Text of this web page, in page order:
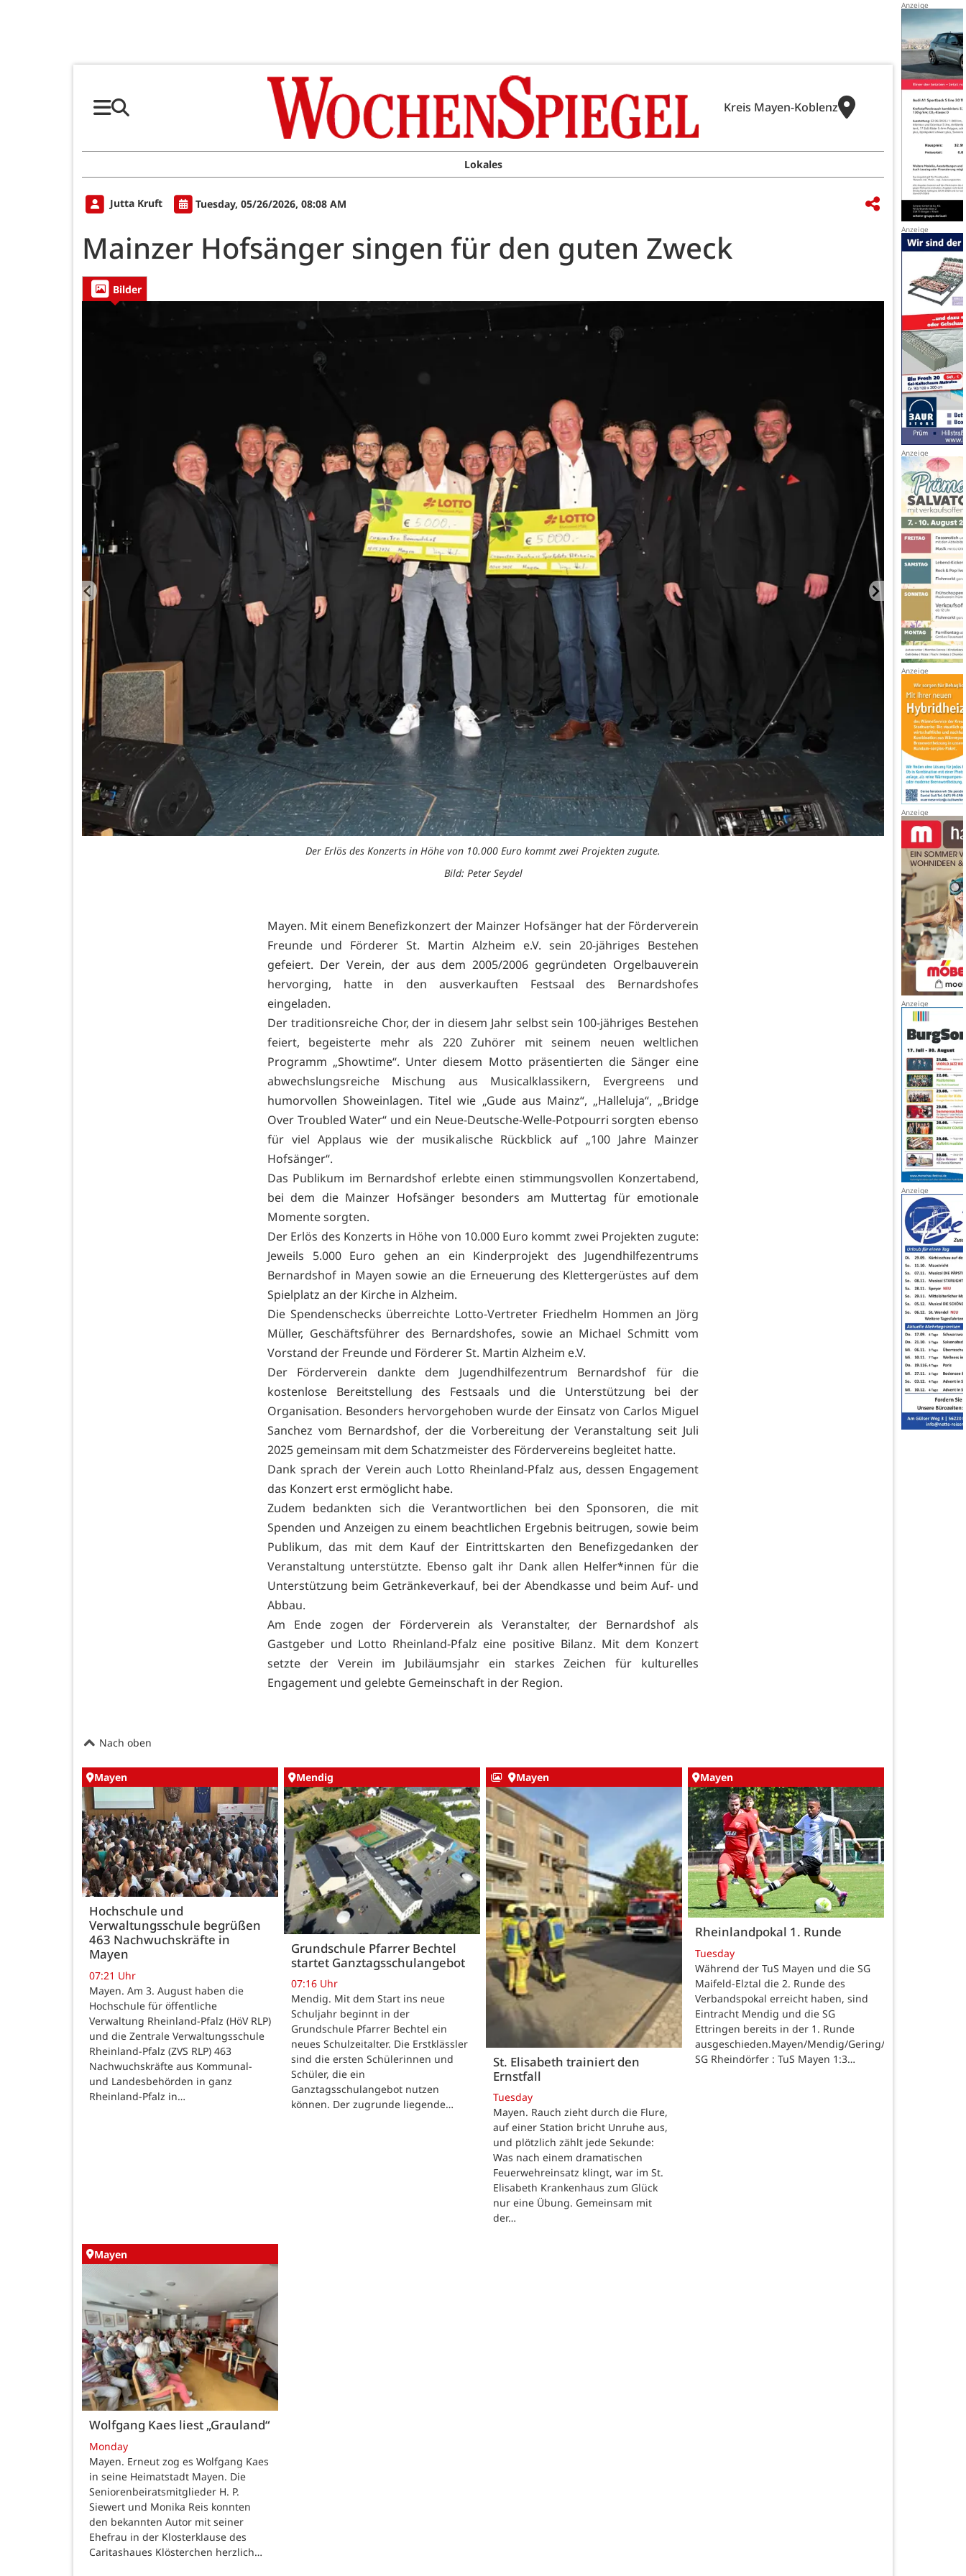
Kreis Mayen-Koblenz
Lokales
Jutta Kruft Tuesday, 05/26/2026, 08:08 AM
Mainzer Hofsänger singen für den guten Zweck
Bilder
Der Erlös des Konzerts in Höhe von 10.000 Euro kommt zwei Projekten zugute.
Bild: Peter Seydel
Mayen. Mit einem Benefizkonzert der Mainzer Hofsänger hat der Förderverein
Freunde und Förderer St. Martin Alzheim e.V. sein 20-jähriges Bestehen
gefeiert. Der Verein, der aus dem 2005/2006 gegründeten Orgelbauverein
hervorging, hatte in den ausverkauften Festsaal des Bernardshofes
eingeladen.
Der traditionsreiche Chor, der in diesem Jahr selbst sein 100-jähriges Bestehen
feiert, begeisterte mehr als 220 Zuhörer mit seinem neuen weltlichen
Programm „Showtime“. Unter diesem Motto präsentierten die Sänger eine
abwechslungsreiche Mischung aus Musicalklassikern, Evergreens und
humorvollen Showeinlagen. Titel wie „Gude aus Mainz“, „Halleluja“, „Bridge
Over Troubled Water“ und ein Neue-Deutsche-Welle-Potpourri sorgten ebenso
für viel Applaus wie der musikalische Rückblick auf „100 Jahre Mainzer
Hofsänger“.
Das Publikum im Bernardshof erlebte einen stimmungsvollen Konzertabend,
bei dem die Mainzer Hofsänger besonders am Muttertag für emotionale
Momente sorgten.
Der Erlös des Konzerts in Höhe von 10.000 Euro kommt zwei Projekten zugute:
Jeweils 5.000 Euro gehen an ein Kinderprojekt des Jugendhilfezentrums
Bernardshof in Mayen sowie an die Erneuerung des Klettergerüstes auf dem
Spielplatz an der Kirche in Alzheim.
Die Spendenschecks überreichte Lotto-Vertreter Friedhelm Hommen an Jörg
Müller, Geschäftsführer des Bernardshofes, sowie an Michael Schmitt vom
Vorstand der Freunde und Förderer St. Martin Alzheim e.V.
Der Förderverein dankte dem Jugendhilfezentrum Bernardshof für die
kostenlose Bereitstellung des Festsaals und die Unterstützung bei der
Organisation. Besonders hervorgehoben wurde der Einsatz von Carlos Miguel
Sanchez vom Bernardshof, der die Vorbereitung der Veranstaltung seit Juli
2025 gemeinsam mit dem Schatzmeister des Fördervereins begleitet hatte.
Dank sprach der Verein auch Lotto Rheinland-Pfalz aus, dessen Engagement
das Konzert erst ermöglicht habe.
Zudem bedankten sich die Verantwortlichen bei den Sponsoren, die mit
Spenden und Anzeigen zu einem beachtlichen Ergebnis beitrugen, sowie beim
Publikum, das mit dem Kauf der Eintrittskarten den Benefizgedanken der
Veranstaltung unterstützte. Ebenso galt ihr Dank allen Helfer*innen für die
Unterstützung beim Getränkeverkauf, bei der Abendkasse und beim Auf- und
Abbau.
Am Ende zogen der Förderverein als Veranstalter, der Bernardshof als
Gastgeber und Lotto Rheinland-Pfalz eine positive Bilanz. Mit dem Konzert
setzte der Verein im Jubiläumsjahr ein starkes Zeichen für kulturelles
Engagement und gelebte Gemeinschaft in der Region.
Nach oben
Mayen
Hochschule und
Verwaltungsschule begrüßen
463 Nachwuchskräfte in
Mayen
07:21 Uhr
Mayen. Am 3. August haben die
Hochschule für öffentliche
Verwaltung Rheinland-Pfalz (HöV RLP)
und die Zentrale Verwaltungsschule
Rheinland-Pfalz (ZVS RLP) 463
Nachwuchskräfte aus Kommunal-
und Landesbehörden in ganz
Rheinland-Pfalz in…
Mendig
Grundschule Pfarrer Bechtel
startet Ganztagsschulangebot
07:16 Uhr
Mendig. Mit dem Start ins neue
Schuljahr beginnt in der
Grundschule Pfarrer Bechtel ein
neues Schulzeitalter. Die Erstklässler
sind die ersten Schülerinnen und
Schüler, die ein
Ganztagsschulangebot nutzen
können. Der zugrunde liegende…
Mayen
St. Elisabeth trainiert den
Ernstfall
Tuesday
Mayen. Rauch zieht durch die Flure,
auf einer Station bricht Unruhe aus,
und plötzlich zählt jede Sekunde:
Was nach einem dramatischen
Feuerwehreinsatz klingt, war im St.
Elisabeth Krankenhaus zum Glück
nur eine Übung. Gemeinsam mit
der…
Mayen
Rheinlandpokal 1. Runde
Tuesday
Während der TuS Mayen und die SG
Maifeld-Elztal die 2. Runde des
Verbandspokal erreicht haben, sind
Eintracht Mendig und die SG
Ettringen bereits in der 1. Runde
ausgeschieden.Mayen/Mendig/Gering/Ettringen.
SG Rheindörfer : TuS Mayen 1:3…
Mayen
Wolfgang Kaes liest „Grauland“
Monday
Mayen. Erneut zog es Wolfgang Kaes
in seine Heimatstadt Mayen. Die
Seniorenbeiratsmitglieder H. P.
Siewert und Monika Reis konnten
den bekannten Autor mit seiner
Ehefrau in der Klosterklause des
Caritashaues Klösterchen herzlich…